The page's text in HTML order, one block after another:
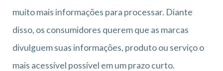
muito mais informações para processar. Diante
disso, os consumidores querem que as marcas
divulguem suas informações, produto ou serviço o
mais acessível possível em um prazo curto.